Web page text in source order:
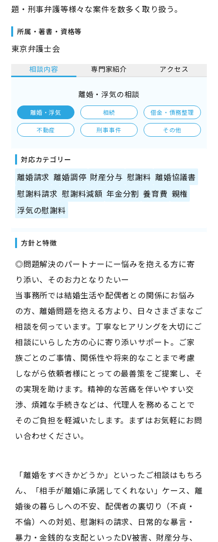
題・刑事弁護等様々な案件を数多く取り扱う。
所属・著書・資格等
東京弁護士会
相談内容 専門家紹介 アクセス
離婚・浮気の相談
離婚・浮気 相続 借金・債務整理
不動産 刑事事件 その他
対応カテゴリー
離婚請求 離婚調停 財産分与 慰謝料 離婚協議書
慰謝料請求 慰謝料減額 年金分割 養育費 親権
浮気の慰謝料
方針と特徴
◎問題解決のパートナーにー悩みを抱える方に寄
り添い、そのお力となりたいー
当事務所では結婚生活や配偶者との関係にお悩み
の方、離婚問題を抱える方より、日々さまざまなご
相談を伺っています。丁寧なヒアリングを大切にご
相談にいらした方の心に寄り添いサポート。ご家
族ごとのご事情、関係性や将来的なことまで考慮
しながら依頼者様にとっての最善策をご提案し、そ
の実現を助けます。精神的な苦痛を伴いやすい交
渉、煩雑な手続きなどは、代理人を務めることで
そのご負担を軽減いたします。まずはお気軽にお問
い合わせください。
「離婚をすべきかどうか」といったご相談はもちろ
ん、「相手が離婚に承諾してくれない」ケース、離
婚後の暮らしへの不安、配偶者の裏切り（不貞・
不倫）への対処、慰謝料の請求、日常的な暴言・
暴力・金銭的な支配といったDV被害、財産分与、